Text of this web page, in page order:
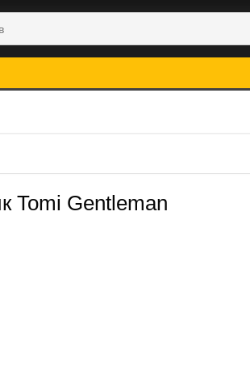
Tomi Gentleman